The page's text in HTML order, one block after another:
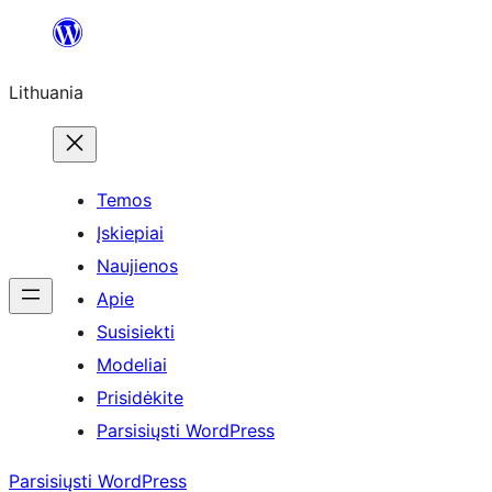
turinio
Lithuania
Temos
Įskiepiai
Naujienos
Apie
Susisiekti
Modeliai
Prisidėkite
Parsisiųsti WordPress
Parsisiųsti WordPress